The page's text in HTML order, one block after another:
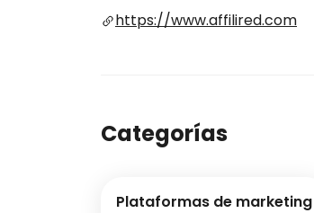
https://www.affilired.com
Categorías
Plataformas de marketing